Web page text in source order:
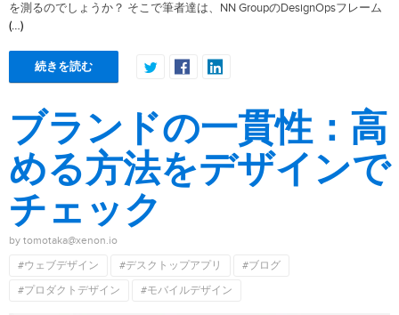
を測るのでしょうか？ そこで筆者達は、NN GroupのDesignOpsフレーム
(…)
続きを読む
ブランドの一貫性：高
める方法をデザインで
チェック
by tomotaka@xenon.io
#ウェブデザイン
#デスクトップアプリ
#ブログ
#プロダクトデザイン
#モバイルデザイン